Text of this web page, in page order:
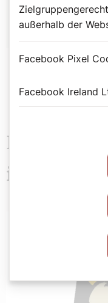
Das
außerhalb der
Facebook Pixel
Facebook Ireland